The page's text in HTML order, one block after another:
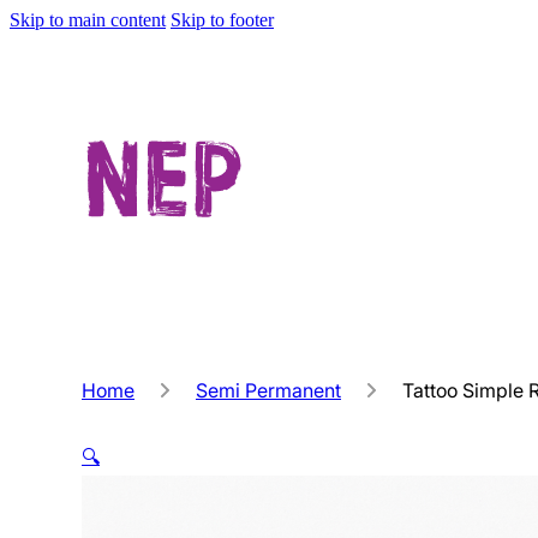
Skip to main content Skip to footer
Home Semi Permanent Tattoo Simple
🔍